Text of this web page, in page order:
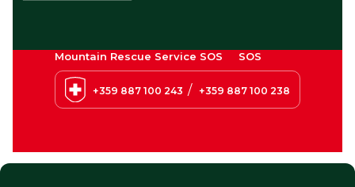
Mountain Rescue Service SOS SOS
+359 887 100 243 / +359 887 100 238